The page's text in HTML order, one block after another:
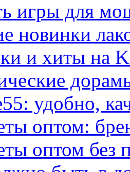
игры для
новинки
и хиты на
удобно,
оптом:
оптом без